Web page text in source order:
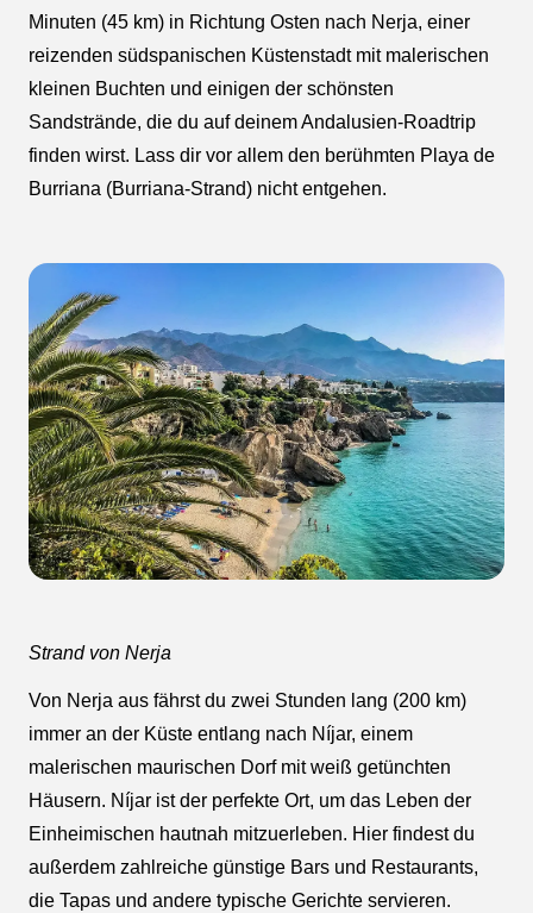
Minuten (45 km) in Richtung Osten nach Nerja, einer
reizenden südspanischen Küstenstadt mit malerischen
kleinen Buchten und einigen der schönsten
Sandstrände, die du auf deinem Andalusien-Roadtrip
finden wirst. Lass dir vor allem den berühmten Playa de
Burriana (Burriana-Strand) nicht entgehen.
Strand von Nerja
Von Nerja aus fährst du zwei Stunden lang (200 km)
immer an der Küste entlang nach Níjar, einem
malerischen maurischen Dorf mit weiß getünchten
Häusern. Níjar ist der perfekte Ort, um das Leben der
Einheimischen hautnah mitzuerleben. Hier findest du
außerdem zahlreiche günstige Bars und Restaurants,
die Tapas und andere typische Gerichte servieren.